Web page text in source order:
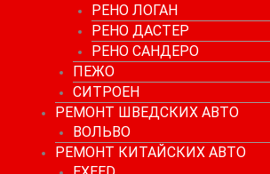
РЕНО ЛОГАН
РЕНО ДАСТЕР
РЕНО САНДЕРО
ПЕЖО
СИТРОЕН
РЕМОНТ ШВЕДСКИХ АВТО
ВОЛЬВО
РЕМОНТ КИТАЙСКИХ АВТО